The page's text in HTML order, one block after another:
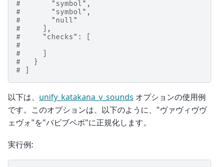
#       "symbol",
#       "symbol",
#       "null"
#     ],
#     "checks": [
#
#     ]
#   }
# ]
以下は、 unify_katakana_v_sounds オプションの使用例
です。このオプションは、以下のように、"ヴァヴィヴヴ
ェヴォ"を"バビブベボ"に正規化します。
実行例: